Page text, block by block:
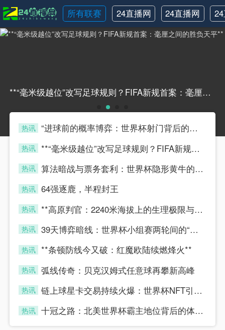
所有联赛
24直播网
NBA
24直播网
世界杯
**“毫米级越位”改写足球规则？FIFA新规首案：毫厘之间的胜负天平****“毫米级越位”改写足球规则？FIFA新规首案：毫厘之间的胜负天平**
热讯
“进球前的概率博弈：世界杯射门背后的隐藏算法”
热讯
**“毫米级越位”改写足球规则？FIFA新规首案：毫厘之间的胜负天平**
热讯
算法暗战与票务套利：世界杯隐形黄牛的博弈模型
热讯 64强逐鹿，半程封王
热讯
**高原判官：2240米海拔上的生理极限与毫秒级执法**
热讯
39天博弈暗线：世界杯小组赛两轮间的“休整”真相
热讯
**条顿防线今又破：红魔欧陆续燃烽火**
热讯 弧线传奇：贝克汉姆式任意球再攀新高峰
热讯
链上球星卡交易持续火爆：世界杯NFT引爆数字藏品新浪潮
热讯
十冠之路：北美世界杯霸主地位背后的体能密码